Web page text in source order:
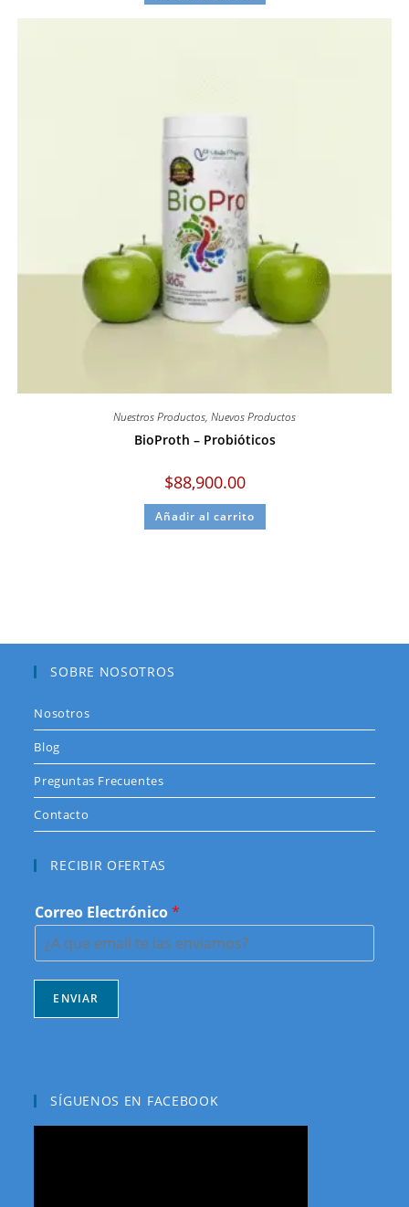
Nuestros Productos, Nuevos Productos
BioProth – Probióticos
$88,900.00
Añadir al carrito
SOBRE NOSOTROS
Nosotros
Blog
Preguntas Frecuentes
Contacto
RECIBIR OFERTAS
Correo Electrónico*
ENVIAR
SÍGUENOS EN FACEBOOK